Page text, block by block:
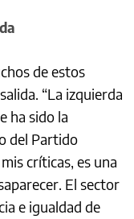
de estos
“La izquierda
ha sido la
del Partido
críticas, es una
El sector
e igualdad de